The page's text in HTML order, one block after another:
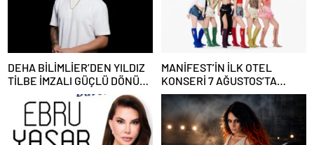
DEHA BİLİMLİER’DEN YILDIZ
TİLBE İMZALI GÜÇLÜ DÖNÜŞ:
“AŞKSIZ PRENS”
MANİFEST’İN İLK OTEL
KONSERİ 7 AĞUSTOS’TA
ANTALYA’DA